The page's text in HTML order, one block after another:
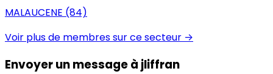
MALAUCENE (84)
Voir plus de membres sur ce secteur →
Envoyer un message à jliffran